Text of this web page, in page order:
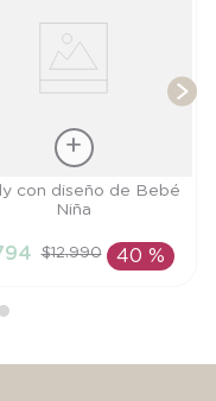
AÑADIR AL
con diseño de Bebé
Niña
$12.990 40 %